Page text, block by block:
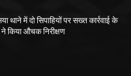
थाने में दो सिपाहियों पर सख्त कार्रवाई के
किया औचक निरीक्षण